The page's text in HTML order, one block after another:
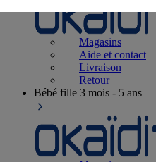
Magasins
Aide et contact
Livraison
Retour
Bébé fille 3 mois - 5 ans